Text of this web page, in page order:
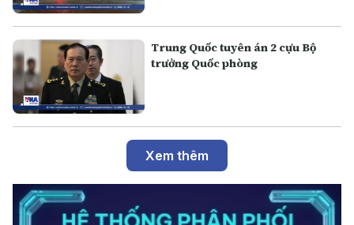
Trung Quốc tuyên án 2 cựu Bộ
trưởng Quốc phòng
Xem thêm